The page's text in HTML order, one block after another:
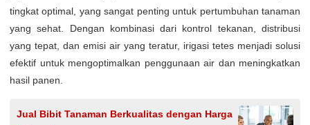
tingkat optimal, yang sangat penting untuk pertumbuhan tanaman
yang sehat. Dengan kombinasi dari kontrol tekanan, distribusi
yang tepat, dan emisi air yang teratur, irigasi tetes menjadi solusi
efektif untuk mengoptimalkan penggunaan air dan meningkatkan
hasil panen.
Jual Bibit Tanaman Berkualitas dengan Harga